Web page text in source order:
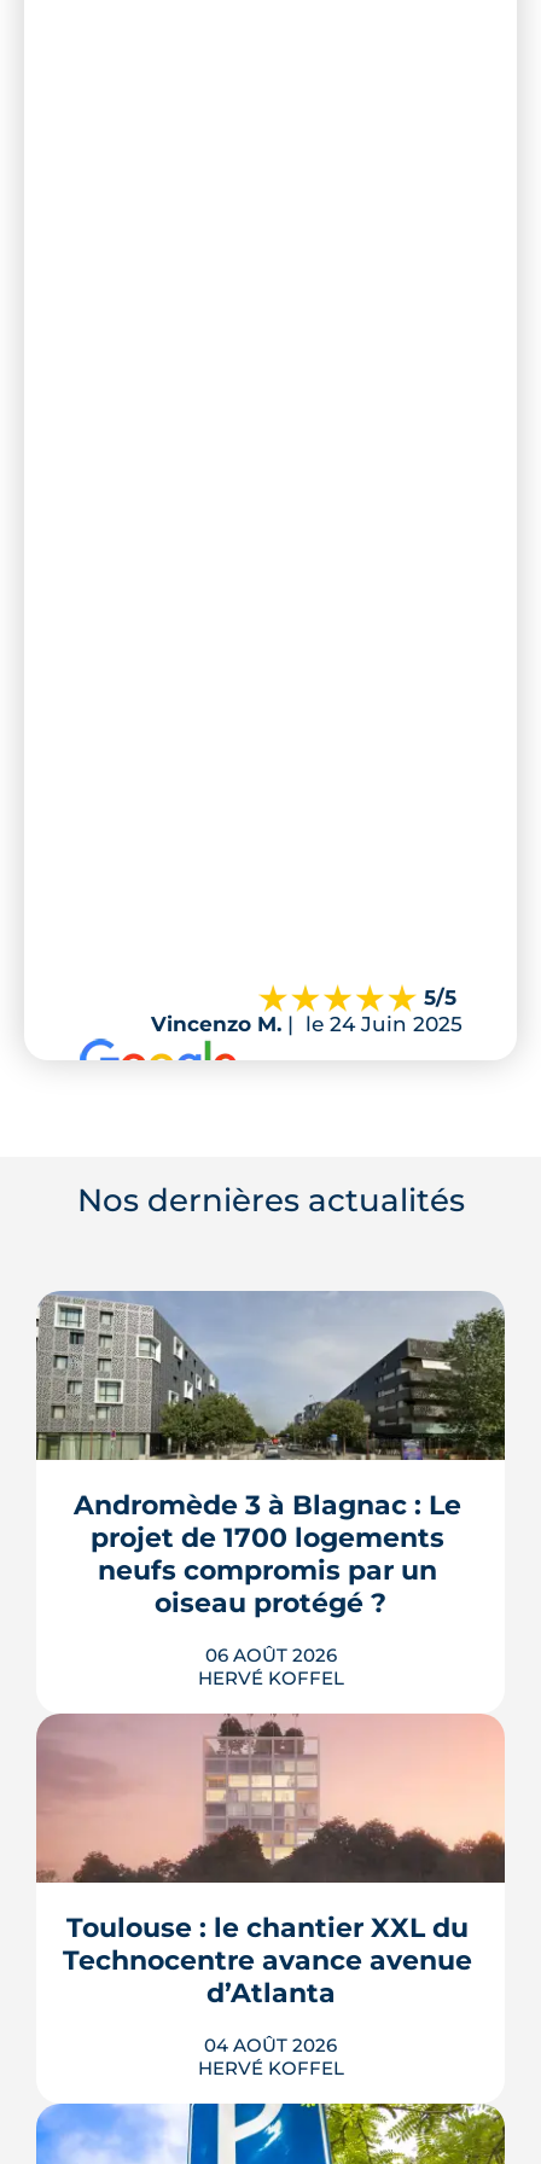
5/5
Vincenzo M. | le 24 Juin 2025
Nos dernières actualités
Andromède 3 à Blagnac : Le
projet de 1700 logements
neufs compromis par un
oiseau protégé ?
06 AOÛT 2026
HERVÉ KOFFEL
La troisième et dernière phase de
l'écoquartier Andromède doit livrer
près de 1 700 logements à partir de
protégé, la cisticole des joncs, contraint
fortement le plan d'aménagement et
repousse un calendrier déjà tendu.
LIRE L'ARTICLE
Toulouse : le chantier XXL du
Technocentre avance avenue
d’Atlanta
04 AOÛT 2026
HERVÉ KOFFEL